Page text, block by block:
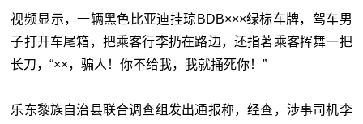
视频显示，一辆黑色比亚迪挂琼BDB×××绿标车牌，驾车男
子打开车尾箱，把乘客行李扔在路边，还指著乘客挥舞一把
长刀，“××，骗人！你不给我，我就捅死你！”
乐东黎族自治县联合调查组发出通报称，经查，涉事司机李